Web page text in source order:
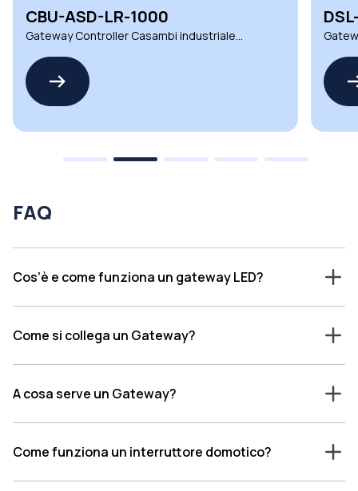
DSL-5A-SPI-KIT
Gateway Controller serie DSL Dalcnet per
Z-
FAQ
Cos’è e come funziona un gateway LED?
Come si collega un Gateway?
A cosa serve un Gateway?
Come funziona un interruttore domotico?